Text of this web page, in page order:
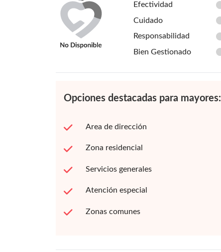
Efectividad
Cuidado
Responsabilidad
Bien Gestionado
Opciones destacadas para mayores:
Area de dirección
Zona residencial
Servicios generales
Atención especial
Zonas comunes